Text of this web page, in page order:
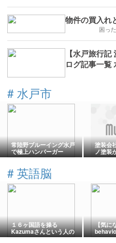
物件の買入れ
困っ
【水戸旅行
ログ記事一覧
# 水戸市
常陸野ブルーイング水戸
で極上ハンバーガー
塗装会
ノ塗装
定
# 英語脳
１６ヶ国語を操る
Kazumaさんという人の
脳をのぞいてみたい♪
【気に